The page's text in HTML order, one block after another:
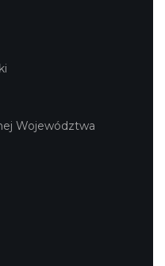
Województwa